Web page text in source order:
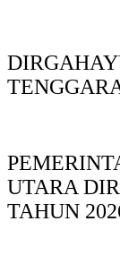
UTARA
TAHUN